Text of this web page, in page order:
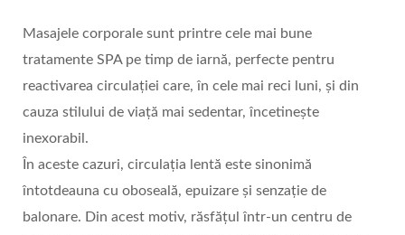
Masajele corporale sunt printre cele mai bune
tratamente SPA pe timp de iarnă, perfecte pentru
reactivarea circulației care, în cele mai reci luni, și din
cauza stilului de viață mai sedentar, încetinește
inexorabil.
În aceste cazuri, circulația lentă este sinonimă
întotdeauna cu oboseală, epuizare și senzație de
balonare. Din acest motiv, răsfățul într-un centru de